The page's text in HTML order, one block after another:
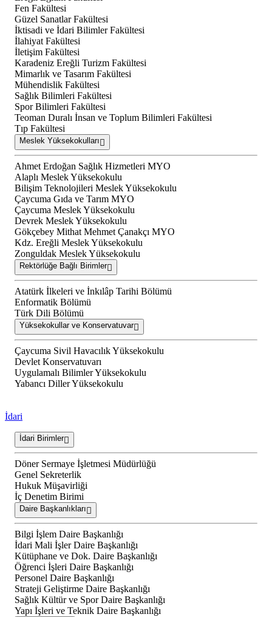
Fen Fakültesi
Güzel Sanatlar Fakültesi
İktisadi ve İdari Bilimler Fakültesi
İlahiyat Fakültesi
İletişim Fakültesi
Karadeniz Ereğli Turizm Fakültesi
Mimarlık ve Tasarım Fakültesi
Mühendislik Fakültesi
Sağlık Bilimleri Fakültesi
Spor Bilimleri Fakültesi
Teoman Duralı İnsan ve Toplum Bilimleri Fakültesi
Tıp Fakültesi
Meslek Yüksekokulları
Ahmet Erdoğan Sağlık Hizmetleri MYO
Alaplı Meslek Yüksekokulu
Bilişim Teknolojileri Meslek Yüksekokulu
Çaycuma Gıda ve Tarım MYO
Çaycuma Meslek Yüksekokulu
Devrek Meslek Yüksekokulu
Gökçebey Mithat Mehmet Çanakçı MYO
Kdz. Ereğli Meslek Yüksekokulu
Zonguldak Meslek Yüksekokulu
Rektörlüğe Bağlı Birimler
Atatürk İlkeleri ve İnkılâp Tarihi Bölümü
Enformatik Bölümü
Türk Dili Bölümü
Yüksekokullar ve Konservatuvar
Çaycuma Sivil Havacılık Yüksekokulu
Devlet Konservatuvarı
Uygulamalı Bilimler Yüksekokulu
Yabancı Diller Yüksekokulu
İdari
İdari Birimler
Döner Sermaye İşletmesi Müdürlüğü
Genel Sekreterlik
Hukuk Müşavirliği
İç Denetim Birimi
Daire Başkanlıkları
Bilgi İşlem Daire Başkanlığı
İdari Mali İşler Daire Başkanlığı
Kütüphane ve Dok. Daire Başkanlığı
Öğrenci İşleri Daire Başkanlığı
Personel Daire Başkanlığı
Strateji Geliştirme Daire Başkanlığı
Sağlık Kültür ve Spor Daire Başkanlığı
Yapı İşleri ve Teknik Daire Başkanlığı